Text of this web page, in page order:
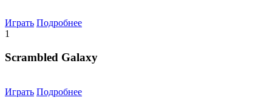
Играть Подробнее
1
Scrambled Galaxy
Играть Подробнее